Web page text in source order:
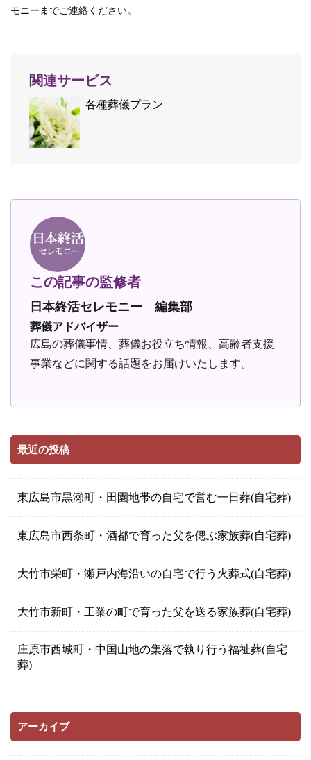
モニーまでご連絡ください。
関連サービス
各種葬儀プラン
この記事の監修者
日本終活セレモニー 編集部
葬儀アドバイザー
広島の葬儀事情、葬儀お役立ち情報、高齢者支援
事業などに関する話題をお届けいたします。
最近の投稿
東広島市黒瀬町・田園地帯の自宅で営む一日葬(自宅葬)
東広島市西条町・酒都で育った父を偲ぶ家族葬(自宅葬)
大竹市栄町・瀬戸内海沿いの自宅で行う火葬式(自宅葬)
大竹市新町・工業の町で育った父を送る家族葬(自宅葬)
庄原市西城町・中国山地の集落で執り行う福祉葬(自宅
葬)
アーカイブ